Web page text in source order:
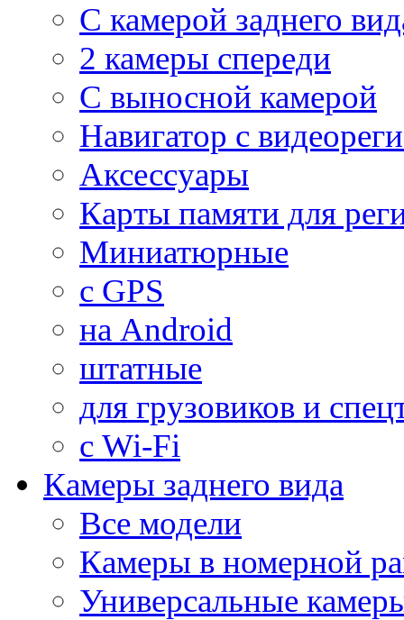
С камерой заднего
2 камеры спереди
С выносной камерой
Навигатор с
Аксессуары
Карты памяти для
Миниатюрные
с GPS
на Android
штатные
для грузовиков и
с Wi-Fi
Камеры заднего вида
Все модели
Камеры в номерной
Универсальные